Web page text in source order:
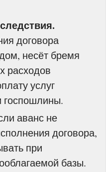
договора
несёт бремя
расходов
услуг
госпошлины.
аванс не
договора,
при
базы.